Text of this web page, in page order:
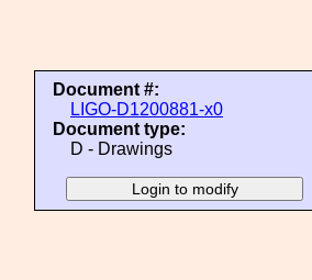
Document #:
LIGO-D1200881-x0
Document type:
D - Drawings